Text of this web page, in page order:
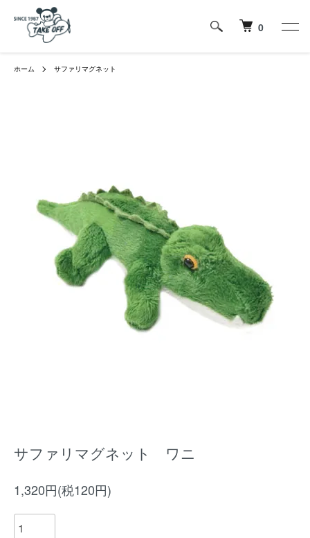
0
ホーム サファリマグネット
サファリマグネット ワニ
1,320円(税120円)